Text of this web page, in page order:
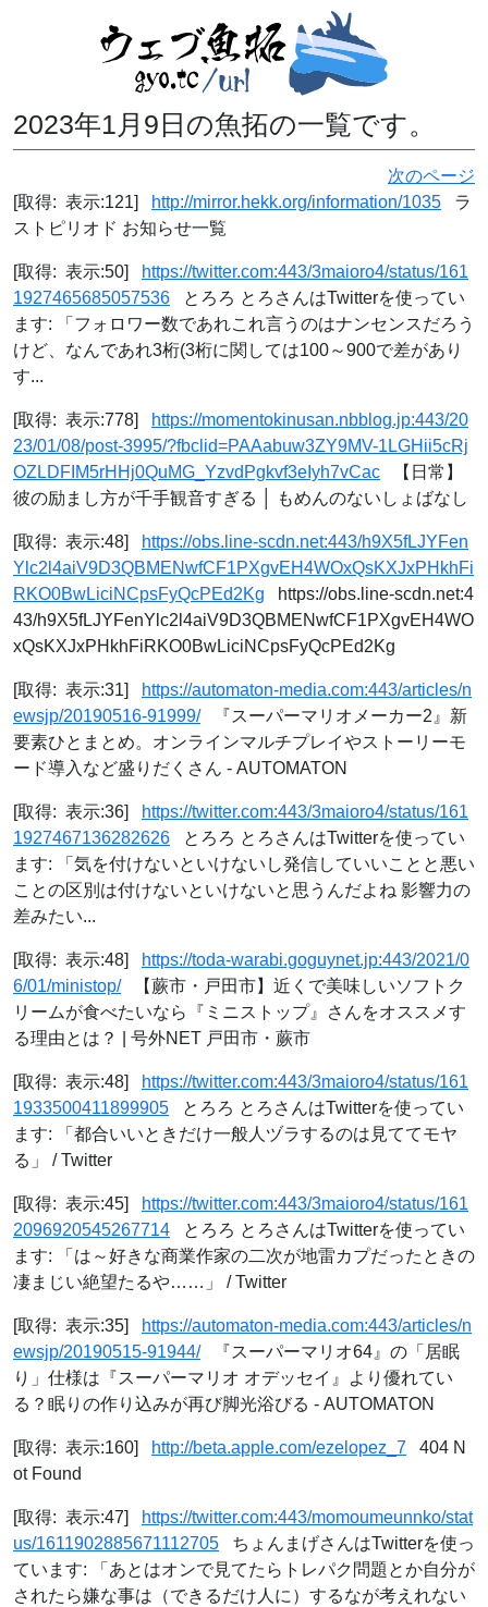
2023年1月9日の魚拓の一覧です。
次のページ
[取得: 表示:121]
http://mirror.hekk.org/information/1035 ラ
ストピリオド お知らせ一覧
[取得: 表示:50]
https://twitter.com:443/3maioro4/status/161
1927465685057536 とろろ とろさんはTwitterを使ってい
ます: 「フォロワー数であれこれ言うのはナンセンスだろう
けど、なんであれ3桁(3桁に関しては100～900で差があり
す...
[取得: 表示:778]
https://momentokinusan.nbblog.jp:443/20
23/01/08/post-3995/?fbclid=PAAabuw3ZY9MV-1LGHii5cRj
OZLDFIM5rHHj0QuMG_YzvdPgkvf3eIyh7vCac 【日常】
彼の励まし方が千手観音すぎる │ もめんのないしょばなし
[取得: 表示:48]
https://obs.line-scdn.net:443/h9X5fLJYFen
Ylc2l4aiV9D3QBMENwfCF1PXgvEH4WOxQsKXJxPHkhFi
RKO0BwLiciNCpsFyQcPEd2Kg https://obs.line-scdn.net:4
43/h9X5fLJYFenYlc2l4aiV9D3QBMENwfCF1PXgvEH4WO
xQsKXJxPHkhFiRKO0BwLiciNCpsFyQcPEd2Kg
[取得: 表示:31]
https://automaton-media.com:443/articles/n
ewsjp/20190516-91999/『スーパーマリオメーカー2』新
要素ひとまとめ。オンラインマルチプレイやストーリーモ
ード導入など盛りだくさん - AUTOMATON
[取得: 表示:36]
https://twitter.com:443/3maioro4/status/161
1927467136282626 とろろ とろさんはTwitterを使ってい
ます: 「気を付けないといけないし発信していいことと悪い
ことの区別は付けないといけないと思うんだよね 影響力の
差みたい...
[取得: 表示:48]
https://toda-warabi.goguynet.jp:443/2021/0
6/01/ministop/【蕨市・戸田市】近くで美味しいソフトク
リームが食べたいなら『ミニストップ』さんをオススメす
る理由とは？ | 号外NET 戸田市・蕨市
[取得: 表示:48]
https://twitter.com:443/3maioro4/status/161
1933500411899905 とろろ とろさんはTwitterを使ってい
ます: 「都合いいときだけ一般人ヅラするのは見ててモヤ
る」 / Twitter
[取得: 表示:45]
https://twitter.com:443/3maioro4/status/161
2096920545267714 とろろ とろさんはTwitterを使ってい
ます: 「は～好きな商業作家の二次が地雷カプだったときの
凄まじい絶望たるや……」 / Twitter
[取得: 表示:35]
https://automaton-media.com:443/articles/n
ewsjp/20190515-91944/『スーパーマリオ64』の「居眠
り」仕様は『スーパーマリオ オデッセイ』より優れてい
る？眠りの作り込みが再び脚光浴びる - AUTOMATON
[取得: 表示:160] http://beta.apple.com/ezelopez_7 404 N
ot Found
[取得: 表示:47]
https://twitter.com:443/momoumeunnko/stat
us/1611902885671112705 ちょんまげさんはTwitterを使っ
ています: 「あとはオンで見てたらトレパク問題とか自分が
されたら嫌な事は（できるだけ人に）するなが考えれない